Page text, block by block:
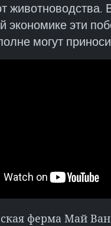
животноводства.
экономике эти
могут
ферма Май